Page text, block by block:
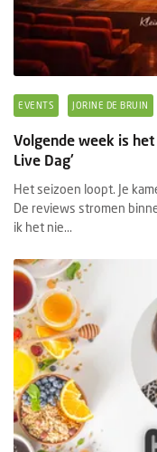
EVENTS JORINE DE BRUIN
Volgende week is
Live Dag'
Het seizoen loopt. Je
De reviews stromen
ik het nie...